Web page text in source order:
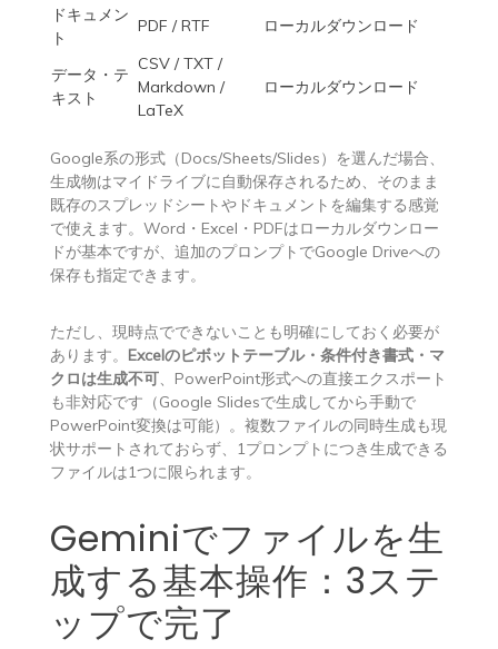
ドキュメン
ト
PDF / RTF ローカルダウンロード
データ・テ
キスト
CSV / TXT /
Markdown /
LaTeX
ローカルダウンロード
Google系の形式（Docs/Sheets/Slides）を選んだ場合、
生成物はマイドライブに自動保存されるため、そのまま
既存のスプレッドシートやドキュメントを編集する感覚
で使えます。Word・Excel・PDFはローカルダウンロー
ドが基本ですが、追加のプロンプトでGoogle Driveへの
保存も指定できます。
ただし、現時点でできないことも明確にしておく必要が
あります。 Excelのピボットテーブル・条件付き書式・マ
クロは生成不可、PowerPoint形式への直接エクスポート
も非対応です（Google Slidesで生成してから手動で
PowerPoint変換は可能）。複数ファイルの同時生成も現
状サポートされておらず、1プロンプトにつき生成できる
ファイルは1つに限られます。
Geminiでファイルを生
成する基本操作：3ステ
ップで完了